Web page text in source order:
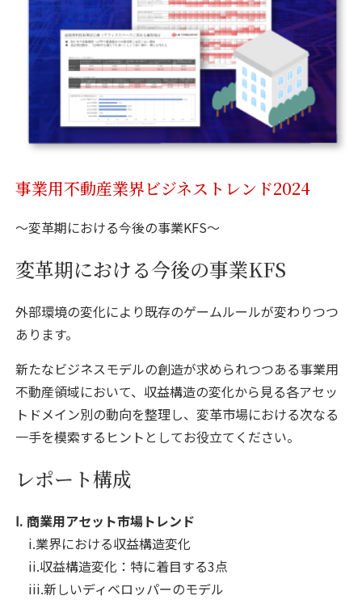
事業用不動産業界ビジネストレンド2024
変革期における今後の事業KFS
変革期における今後の事業KFS
外部環境の変化により既存のゲームルールが変わりつつ
あります。
新たなビジネスモデルの創造が求められつつある事業用
不動産領域において、収益構造の変化から見る各アセッ
トドメイン別の動向を整理し、変革市場における次なる
一手を模索するヒントとしてお役立てください。
レポート構成
Ⅰ. 商業用アセット市場トレンド
i.業界における収益構造変化
ii.収益構造変化：特に着目する3点
iii.新しいディベロッパーのモデル